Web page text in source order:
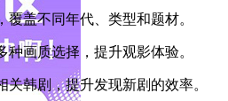
盖不同年代、类型和题材。
画质选择，提升观影体验。
韩剧，提升发现新剧的效率。